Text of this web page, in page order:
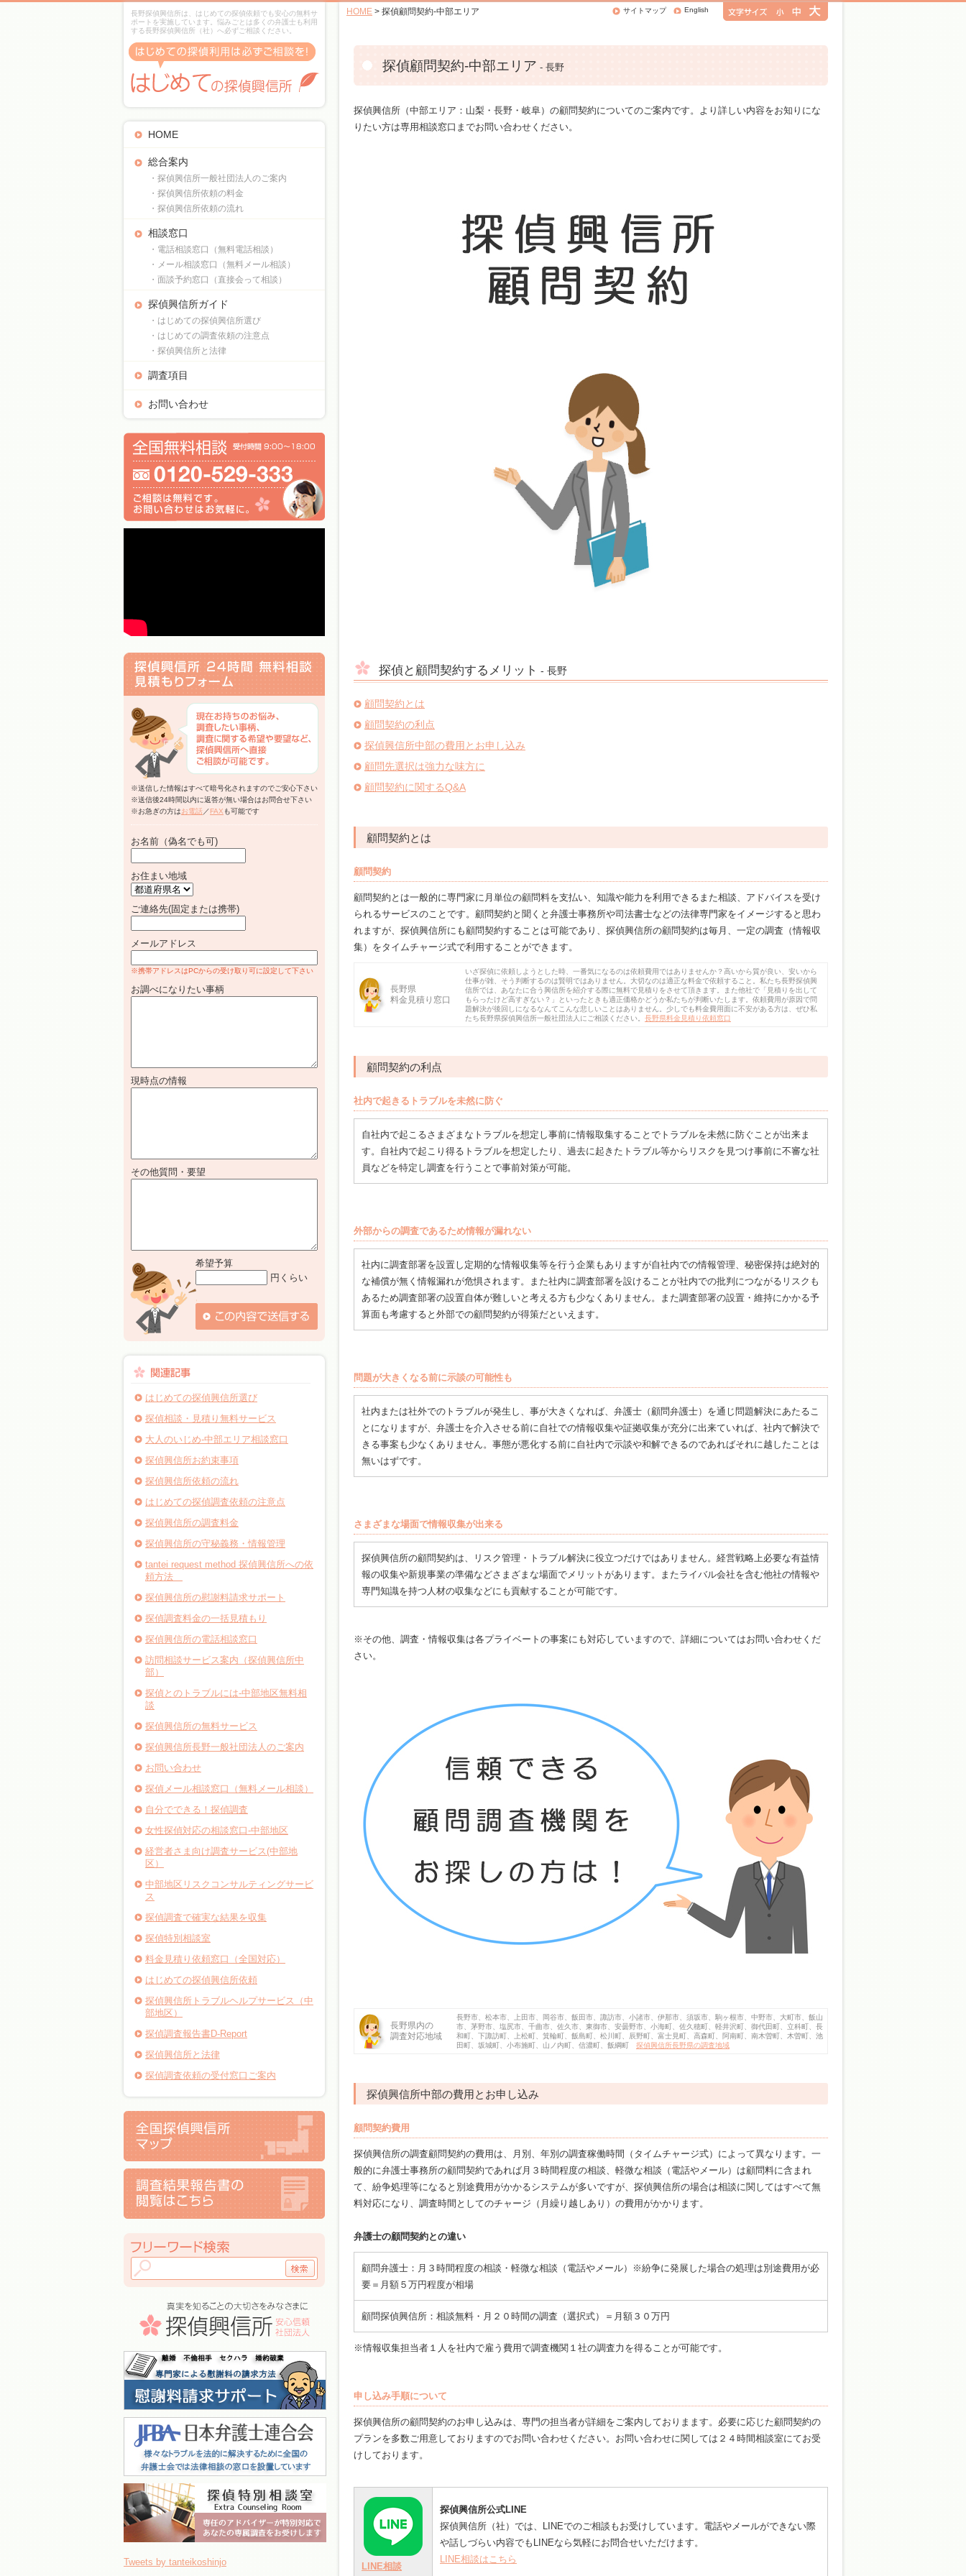
探偵顧問契約-中部エリア - 長野
探偵興信所（中部エリア：山梨・長野・岐阜）の顧問契約についてのご案内です。より詳しい内容をお知りにな
りたい方は専用相談窓口までお問い合わせください。
探偵と顧問契約するメリット - 長野
顧問契約とは
顧問契約の利点
探偵興信所中部の費用とお申し込み
顧問先選択は強力な味方に
顧問契約に関するQ&A
顧問契約とは
顧問契約
顧問契約とは一般的に専門家に月単位の顧問料を支払い、知識や能力を利用できるまた相談、アドバイスを受け
られるサービスのことです。顧問契約と聞くと弁護士事務所や司法書士などの法律専門家をイメージすると思わ
れますが、探偵興信所にも顧問契約することは可能であり、探偵興信所の顧問契約は毎月、一定の調査（情報収
集）をタイムチャージ式で利用することができます。
長野県
料金見積り窓口
いざ探偵に依頼しようとした時、一番気になるのは依頼費用ではありませんか？高いから質が良い、安いから
仕事が雑、そう判断するのは賢明ではありません。大切なのは適正な料金で依頼すること。私たち長野探偵興
信所では、あなたに合う興信所を紹介する際に無料で見積りをさせて頂きます。また他社で「見積りを出して
もらったけど高すぎない？」といったときも適正価格かどうか私たちが判断いたします。依頼費用が原因で問
題解決が後回しになるなんてこんな悲しいことはありません。少しでも料金費用面に不安がある方は、ぜひ私
たち長野県探偵興信所一般社団法人にご相談ください。 長野県料金見積り依頼窓口
顧問契約の利点
社内で起きるトラブルを未然に防ぐ
自社内で起こるさまざまなトラブルを想定し事前に情報取集することでトラブルを未然に防ぐことが出来ま
す。自社内で起こり得るトラブルを想定したり、過去に起きたトラブル等からリスクを見つけ事前に不審な社
員などを特定し調査を行うことで事前対策が可能。
外部からの調査であるため情報が漏れない
社内に調査部署を設置し定期的な情報収集等を行う企業もありますが自社内での情報管理、秘密保持は絶対的
な補償が無く情報漏れが危惧されます。また社内に調査部署を設けることが社内での批判につながるリスクも
あるため調査部署の設置自体が難しいと考える方も少なくありません。また調査部署の設置・維持にかかる予
算面も考慮すると外部での顧問契約が得策だといえます。
問題が大きくなる前に示談の可能性も
社内または社外でのトラブルが発生し、事が大きくなれば、弁護士（顧問弁護士）を通じ問題解決にあたるこ
とになりますが、弁護士を介入させる前に自社での情報収集や証拠収集が充分に出来ていれば、社内で解決で
きる事案も少なくありません。事態が悪化する前に自社内で示談や和解できるのであればそれに越したことは
無いはずです。
さまざまな場面で情報収集が出来る
探偵興信所の顧問契約は、リスク管理・トラブル解決に役立つだけではありません。経営戦略上必要な有益情
報の収集や新規事業の準備などさまざまな場面でメリットがあります。またライバル会社を含む他社の情報や
専門知識を持つ人材の収集などにも貢献することが可能です。
※その他、調査・情報収集は各プライベートの事案にも対応していますので、詳細についてはお問い合わせくだ
さい。
長野県内の
調査対応地域
長野市、松本市、上田市、岡谷市、飯田市、諏訪市、小諸市、伊那市、須坂市、駒ヶ根市、中野市、大町市、飯山
市、茅野市、塩尻市、千曲市、佐久市、東御市、安曇野市、小海町、佐久穂町、軽井沢町、御代田町、立科町、長
和町、下諏訪町、上松町、箕輪町、飯島町、松川町、辰野町、富士見町、高森町、阿南町、南木曽町、木曽町、池
田町、坂城町、小布施町、山ノ内町、信濃町、飯綱町 探偵興信所長野県の調査地域
探偵興信所中部の費用とお申し込み
顧問契約費用
探偵興信所の調査顧問契約の費用は、月別、年別の調査稼働時間（タイムチャージ式）によって異なります。一
般的に弁護士事務所の顧問契約であれば月３時間程度の相談、軽微な相談（電話やメール）は顧問料に含まれ
て、紛争処理等になると別途費用がかかるシステムが多いですが、探偵興信所の場合は相談に関してはすべて無
料対応になり、調査時間としてのチャージ（月繰り越しあり）の費用がかかります。
弁護士の顧問契約との違い
顧問弁護士：月３時間程度の相談・軽微な相談（電話やメール）※紛争に発展した場合の処理は別途費用が必
要＝月額５万円程度が相場
顧問探偵興信所：相談無料・月２０時間の調査（選択式）＝月額３０万円
※情報収集担当者１人を社内で雇う費用で調査機関１社の調査力を得ることが可能です。
申し込み手順について
探偵興信所の顧問契約のお申し込みは、専門の担当者が詳細をご案内しておりまます。必要に応じた顧問契約の
プランを多数ご用意しておりますのでお問い合わせください。お問い合わせに関しては２４時間相談室にてお受
けしております。
LINE相談
探偵興信所公式LINE
探偵興信所（社）では、LINEでのご相談もお受けしています。電話やメールができない際
や話しづらい内容でもLINEなら気軽にお問合せいただけます。
LINE相談はこちら
長野探偵興信所は、はじめての探偵依頼でも安心の無料サ
ポートを実施しています。悩みごとは多くの弁護士も利用
する長野探偵興信所（社）へ必ずご相談ください。
HOME
総合案内
・探偵興信所一般社団法人のご案内
・探偵興信所依頼の料金
・探偵興信所依頼の流れ
相談窓口
・電話相談窓口（無料電話相談）
・メール相談窓口（無料メール相談）
・面談予約窓口（直接会って相談）
探偵興信所ガイド
・はじめての探偵興信所選び
・はじめての調査依頼の注意点
・探偵興信所と法律
調査項目
お問い合わせ
※送信した情報はすべて暗号化されますのでご安心下さい
※送信後24時間以内に返答が無い場合はお問合せ下さい
※お急ぎの方はお電話 ／FAX も可能です
お名前（偽名でも可)
お住まい地域
ご連絡先(固定または携帯)
メールアドレス
※携帯アドレスはPCからの受け取り可に設定して下さい
お調べになりたい事柄
現時点の情報
その他質問・要望
希望予算
円くらい
はじめての探偵興信所選び
探偵相談・見積り無料サービス
大人のいじめ-中部エリア相談窓口
探偵興信所お約束事項
探偵興信所依頼の流れ
はじめての探偵調査依頼の注意点
探偵興信所の調査料金
探偵興信所の守秘義務・情報管理
tantei request method 探偵興信所への依
頼方法
探偵興信所の慰謝料請求サポート
探偵調査料金の一括見積もり
探偵興信所の電話相談窓口
訪問相談サービス案内（探偵興信所中
部）
探偵とのトラブルには-中部地区無料相
談
探偵興信所の無料サービス
探偵興信所長野一般社団法人のご案内
お問い合わせ
探偵メール相談窓口（無料メール相談）
自分でできる！探偵調査
女性探偵対応の相談窓口-中部地区
経営者さま向け調査サービス(中部地
区）
中部地区リスクコンサルティングサービ
ス
探偵調査で確実な結果を収集
探偵特別相談室
料金見積り依頼窓口（全国対応）
はじめての探偵興信所依頼
探偵興信所トラブルヘルプサービス（中
部地区）
探偵調査報告書D-Report
探偵興信所と法律
探偵調査依頼の受付窓口ご案内
Tweets by tanteikoshinjo
HOME > 探偵顧問契約-中部エリア サイトマップ English